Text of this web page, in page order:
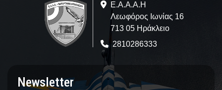
Ε.A.Α.Α.Η
Λεωφόρος Ιωνίας 16
713 05 Ηράκλειο
2810286333
Newsletter